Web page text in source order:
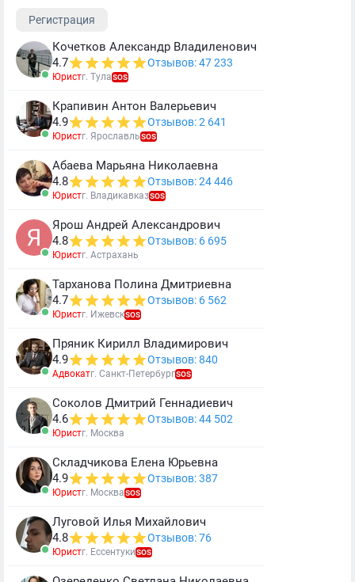
Регистрация
Кочетков Александр Владиленович
4.7
Отзывов: 47 233
Юристг. ТулаSOS
Крапивин Антон Валерьевич
4.9
Отзывов: 2 641
Юристг. ЯрославльSOS
Абаева Марьяна Николаевна
4.8
Отзывов: 24 446
Юристг. ВладикавказSOS
Ярош Андрей Александрович
4.8
Отзывов: 6 695
Юристг. Астрахань
Тарханова Полина Дмитриевна
4.7
Отзывов: 6 562
Юристг. ИжевскSOS
Пряник Кирилл Владимирович
4.9
Отзывов: 840
Адвокатг. Санкт-ПетербургSOS
Соколов Дмитрий Геннадиевич
4.6
Отзывов: 44 502
Юристг. Москва
Складчикова Елена Юрьевна
4.9
Отзывов: 387
Юристг. МоскваSOS
Луговой Илья Михайлович
4.8
Отзывов: 76
Юристг. ЕссентукиSOS